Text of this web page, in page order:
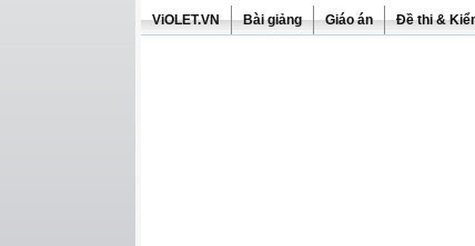
ViOLET.VN Bài giảng Giáo án Đề thi &